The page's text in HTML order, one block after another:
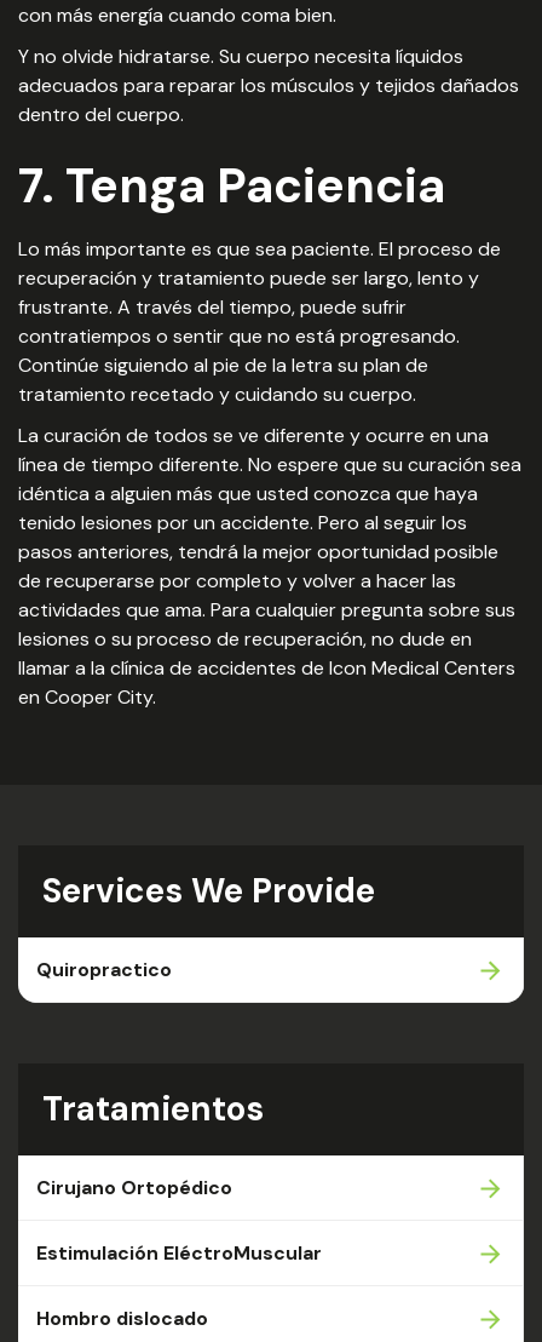
con más energía cuando coma bien.
Y no olvide hidratarse. Su cuerpo necesita líquidos
adecuados para reparar los músculos y tejidos dañados
dentro del cuerpo.
7. Tenga Paciencia
Lo más importante es que sea paciente. El proceso de
recuperación y tratamiento puede ser largo, lento y
frustrante. A través del tiempo, puede sufrir
contratiempos o sentir que no está progresando.
Continúe siguiendo al pie de la letra su plan de
tratamiento recetado y cuidando su cuerpo.
La curación de todos se ve diferente y ocurre en una
línea de tiempo diferente. No espere que su curación sea
idéntica a alguien más que usted conozca que haya
tenido lesiones por un accidente. Pero al seguir los
pasos anteriores, tendrá la mejor oportunidad posible
de recuperarse por completo y volver a hacer las
actividades que ama. Para cualquier pregunta sobre sus
lesiones o su proceso de recuperación, no dude en
llamar a la clínica de accidentes de Icon Medical Centers
en Cooper City.
Services We Provide
Quiropractico
Tratamientos
Cirujano Ortopédico
Estimulación EléctroMuscular
Hombro dislocado